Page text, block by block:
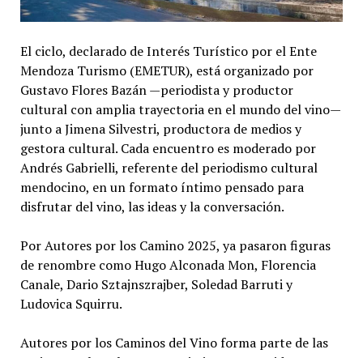
El ciclo, declarado de Interés Turístico por el Ente
Mendoza Turismo (EMETUR), está organizado por
Gustavo Flores Bazán —periodista y productor
cultural con amplia trayectoria en el mundo del vino—
junto a Jimena Silvestri, productora de medios y
gestora cultural. Cada encuentro es moderado por
Andrés Gabrielli, referente del periodismo cultural
mendocino, en un formato íntimo pensado para
disfrutar del vino, las ideas y la conversación.
Por Autores por los Camino 2025, ya pasaron figuras
de renombre como Hugo Alconada Mon, Florencia
Canale, Dario Sztajnszrajber, Soledad Barruti y
Ludovica Squirru.
Autores por los Caminos del Vino forma parte de las